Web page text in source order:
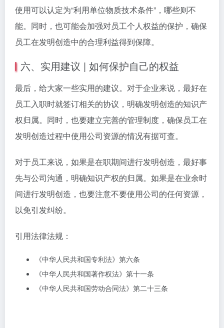
使用可以认定为“利用单位物质技术条件”，哪些则不
能。同时，也可能会加强对员工个人权益的保护，确保
员工在发明创造中的合理利益得到保障。
六、实用建议 | 如何保护自己的权益
最后，给大家一些实用的建议。对于企业来说，最好在
员工入职时就签订相关的协议，明确发明创造的知识产
权归属。同时，也要建立完善的管理制度，确保员工在
发明创造过程中使用公司资源的情况有据可查。
对于员工来说，如果是在职期间进行发明创造，最好事
先与公司沟通，明确知识产权的归属。如果是在业余时
间进行发明创造，也要注意不要使用公司的任何资源，
以免引发纠纷。
引用法律法规：
《中华人民共和国专利法》第六条
《中华人民共和国著作权法》第十一条
《中华人民共和国劳动合同法》第二十三条